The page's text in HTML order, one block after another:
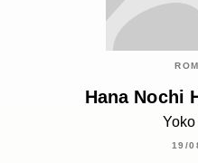
Hana Nochi
19/